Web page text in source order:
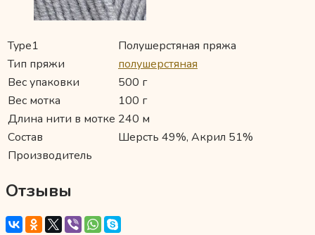
Type1
Полушерстяная пряжа
Тип пряжи
полушерстяная
Вес упаковки
500 г
Вес мотка
100 г
Длина нити в мотке 240 м
Состав
Шерсть 49%, Акрил 51%
Производитель
Отзывы